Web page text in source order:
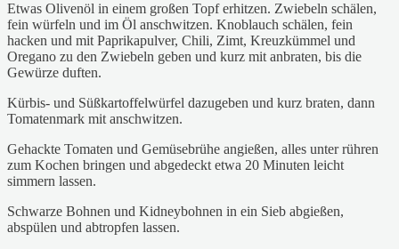
Etwas Olivenöl in einem großen Topf erhitzen. Zwiebeln schälen,
fein würfeln und im Öl anschwitzen. Knoblauch schälen, fein
hacken und mit Paprikapulver, Chili, Zimt, Kreuzkümmel und
Oregano zu den Zwiebeln geben und kurz mit anbraten, bis die
Gewürze duften.
Kürbis- und Süßkartoffelwürfel dazugeben und kurz braten, dann
Tomatenmark mit anschwitzen.
Gehackte Tomaten und Gemüsebrühe angießen, alles unter rühren
zum Kochen bringen und abgedeckt etwa 20 Minuten leicht
simmern lassen.
Schwarze Bohnen und Kidneybohnen in ein Sieb abgießen,
abspülen und abtropfen lassen.